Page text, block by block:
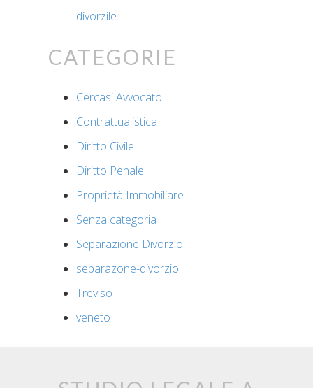
divorzile.
Categorie
Cercasi Avvocato
Contrattualistica
Diritto Civile
Diritto Penale
Proprietà Immobiliare
Senza categoria
Separazione Divorzio
separazone-divorzio
Treviso
veneto